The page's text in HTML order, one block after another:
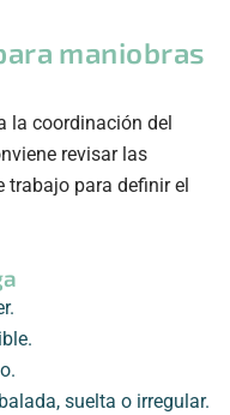
maniobras
la coordinación del
revisar las
trabajo para definir el
suelta o irregular.